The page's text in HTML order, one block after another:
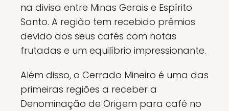
na divisa entre Minas Gerais e Espírito
Santo. A região tem recebido prêmios
devido aos seus cafés com notas
frutadas e um equilíbrio impressionante.
Além disso, o Cerrado Mineiro é uma das
primeiras regiões a receber a
Denominação de Origem para café no